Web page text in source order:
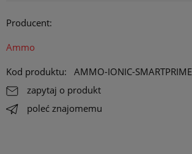
stacjonarnie i na targach/ konwentach.
Producent:
Ammo
Kod produktu:
AMMO-IONIC-
zapytaj o produkt
poleć znajomemu